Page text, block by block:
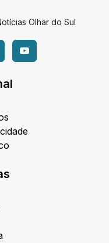
Olhar do Sul